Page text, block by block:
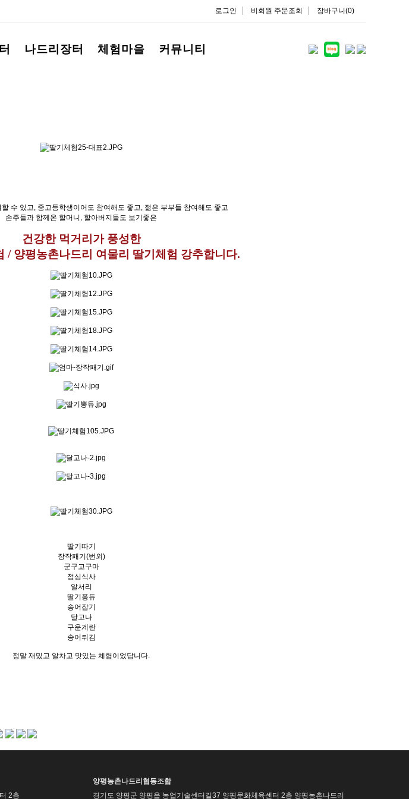
로그인 비회원 주문조회 장바구니(0)
나드리장터 체험마을 커뮤니티
수 있고, 중고등학생이어도 참여해도 좋고, 젊은 부부들 참여해도 좋고
손주들과 함께온 할머니, 할아버지들도 보기좋은
건강한 먹거리가 풍성한
/ 양평농촌나드리 여물리 딸기체험 강추합니다.
딸기따기
장작패기(번외)
군구고구마
점심식사
알서리
딸기퐁듀
송어잡기
달고나
구운계란
송어튀김
정말 재밌고 알차고 맛있는 체험이었답니다.
2층
양평농촌나드리협동조합
경기도 양평군 양평읍 농업기술센터길37 양평문화체육센터 2층 양평농촌나드리